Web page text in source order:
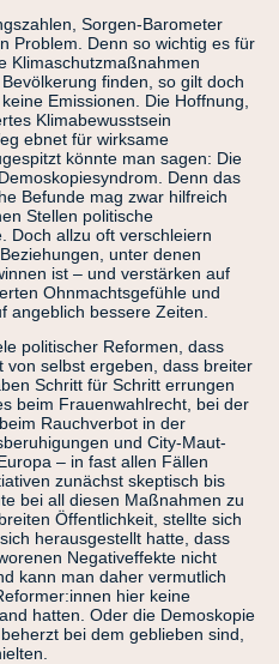
Sorgen-Barometer
Problem. Denn so wichtig es für
Klimaschutzmaßnahmen
finden, so gilt doch
Emissionen. Die Hoffnung,
Klimabewusstsein
ebnet für wirksame
könnte man sagen: Die
Denn das
Befunde mag zwar hilfreich
Stellen politische
Doch allzu oft verschleiern
unter denen
ist – und verstärken auf
Ohnmachtsgefühle und
angeblich bessere Zeiten.
politischer Reformen, dass
von selbst ergeben, dass breiter
Schritt für Schritt errungen
beim Frauenwahlrecht, bei der
Rauchverbot in der
und City-Maut-
– in fast allen Fällen
zunächst skeptisch bis
bei all diesen Maßnahmen zu
Öffentlichkeit, stellte sich
herausgestellt hatte, dass
Negativeffekte nicht
kann man daher vermutlich
hier keine
hatten. Oder die Demoskopie
bei dem geblieben sind,